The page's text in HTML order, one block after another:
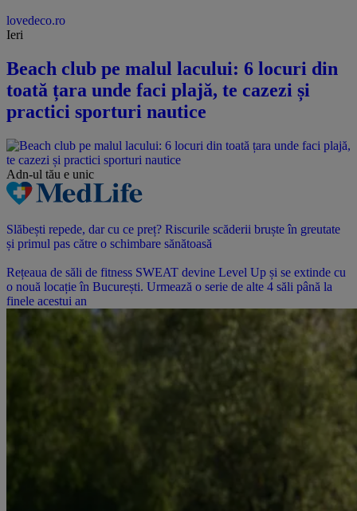
lovedeco.ro
Ieri
Beach club pe malul lacului: 6 locuri din
toată țara unde faci plajă, te cazezi și
practici sporturi nautice
Adn-ul tău e unic
Slăbești repede, dar cu ce preț? Riscurile scăderii bruște în greutate
și primul pas către o schimbare sănătoasă
Rețeaua de săli de fitness SWEAT devine Level Up și se extinde cu
o nouă locație în București. Urmează o serie de alte 4 săli până la
finele acestui an